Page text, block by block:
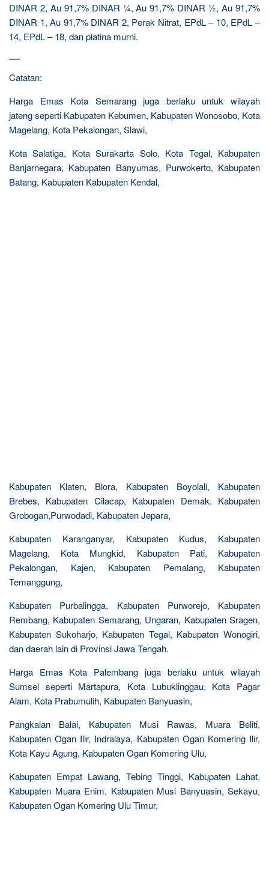
DINAR 2, Au 91,7% DINAR ¼, Au 91,7% DINAR ½, Au 91,7%
DINAR 1, Au 91,7% DINAR 2, Perak Nitrat, EPdL – 10, EPdL –
14, EPdL – 18, dan platina murni.
—
Catatan:
Harga Emas Kota Semarang juga berlaku untuk wilayah
jateng seperti Kabupaten Kebumen, Kabupaten Wonosobo, Kota
Magelang, Kota Pekalongan, Slawi,
Kota Salatiga, Kota Surakarta Solo, Kota Tegal, Kabupaten
Banjarnegara, Kabupaten Banyumas, Purwokerto, Kabupaten
Batang, Kabupaten Kabupaten Kendal,
Kabupaten Klaten, Blora, Kabupaten Boyolali, Kabupaten
Brebes, Kabupaten Cilacap, Kabupaten Demak, Kabupaten
Grobogan,Purwodadi, Kabupaten Jepara,
Kabupaten Karanganyar, Kabupaten Kudus, Kabupaten
Magelang, Kota Mungkid, Kabupaten Pati, Kabupaten
Pekalongan, Kajen, Kabupaten Pemalang, Kabupaten
Temanggung,
Kabupaten Purbalingga, Kabupaten Purworejo, Kabupaten
Rembang, Kabupaten Semarang, Ungaran, Kabupaten Sragen,
Kabupaten Sukoharjo, Kabupaten Tegal, Kabupaten Wonogiri,
dan daerah lain di Provinsi Jawa Tengah.
Harga Emas Kota Palembang juga berlaku untuk wilayah
Sumsel seperti Martapura, Kota Lubuklinggau, Kota Pagar
Alam, Kota Prabumulih, Kabupaten Banyuasin,
Pangkalan Balai, Kabupaten Musi Rawas, Muara Beliti,
Kabupaten Ogan Ilir, Indralaya, Kabupaten Ogan Komering Ilir,
Kota Kayu Agung, Kabupaten Ogan Komering Ulu,
Kabupaten Empat Lawang, Tebing Tinggi, Kabupaten Lahat,
Kabupaten Muara Enim, Kabupaten Musi Banyuasin, Sekayu,
Kabupaten Ogan Komering Ulu Timur,